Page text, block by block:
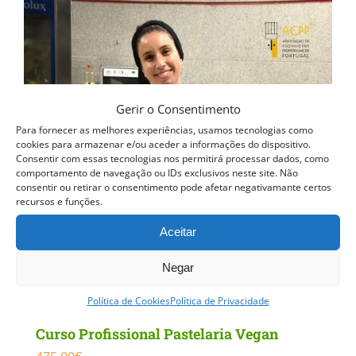
Gerir o Consentimento
Para fornecer as melhores experiências, usamos tecnologias como
cookies para armazenar e/ou aceder a informações do dispositivo.
Consentir com essas tecnologias nos permitirá processar dados, como
comportamento de navegação ou IDs exclusivos neste site. Não
consentir ou retirar o consentimento pode afetar negativamante certos
recursos e funções.
Aceitar
Negar
Política de CookiesPolítica de Privacidade
Curso Profissional Pastelaria Vegan